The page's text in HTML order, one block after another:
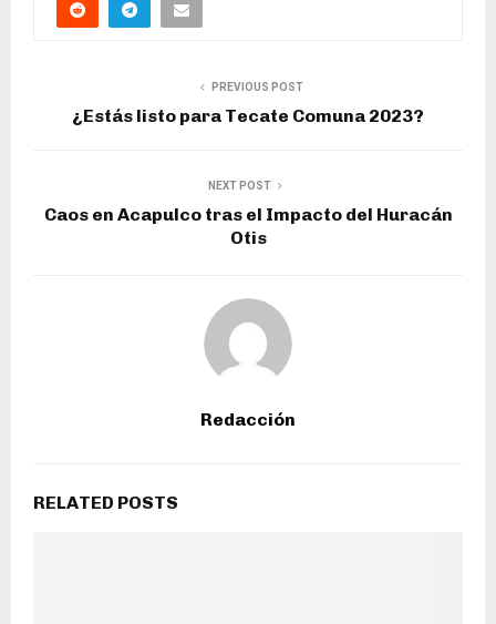
PREVIOUS POST
¿Estás listo para Tecate Comuna 2023?
NEXT POST
Caos en Acapulco tras el Impacto del Huracán
Otis
Redacción
RELATED POSTS